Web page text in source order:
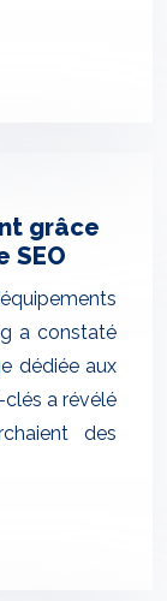
grâce
SEO
a constaté
dédiée aux
clés a révélé
des